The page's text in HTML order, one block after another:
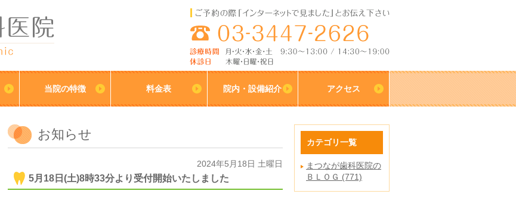
当院の特徴 料金表 院内・設備紹介 アクセス
お知らせ
2024年5月18日 土曜日
5月18日(土)8時33分より受付開始いたしました
カテゴリ一覧
まつなが歯科医院の
ＢＬＯＧ (771)